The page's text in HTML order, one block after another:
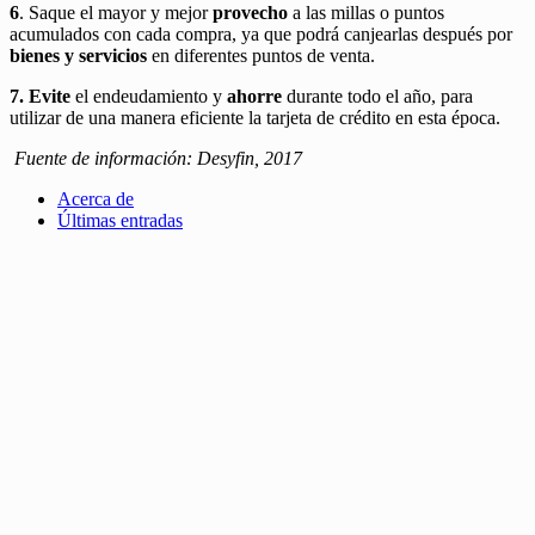
6. Saque el mayor y mejorprovecho a las millas o puntos
acumulados con cada compra, ya que podrá canjearlas después por
bienes y servicios en diferentes puntos de venta.
7. Evite el endeudamiento y ahorre durante todo el año, para
utilizar de una manera eficiente la tarjeta de crédito en esta época.
Fuente de información: Desyfin, 2017
Acerca de
Últimas entradas